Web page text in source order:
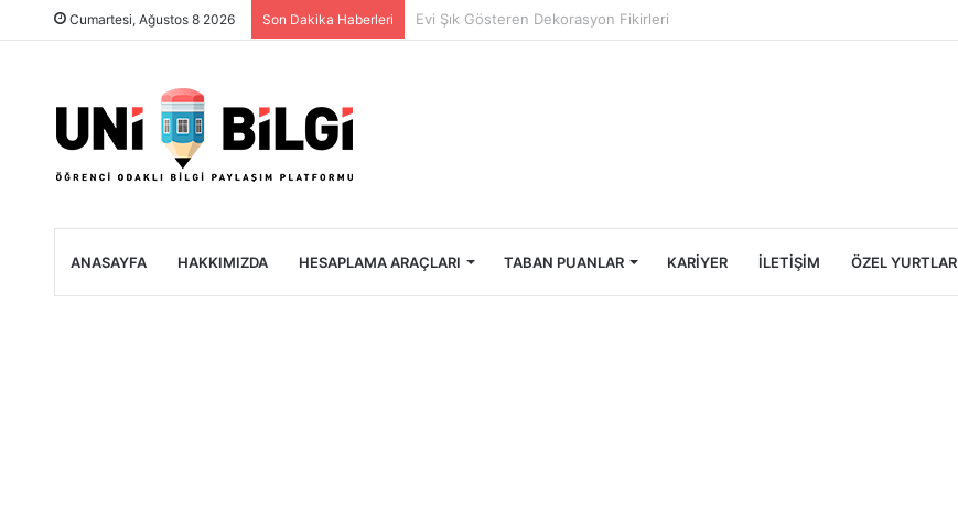
Cumartesi, Ağustos 8 2026 Son Dakika Haberleri Üniversite Öğrencileri İçin Ekonomik Tatil Rehberi
ANASAYFA HAKKIMIZDA HESAPLAMA ARAÇLARI TABAN PUANLAR KARIYER İLETIŞIM ÖZEL YURTLAR